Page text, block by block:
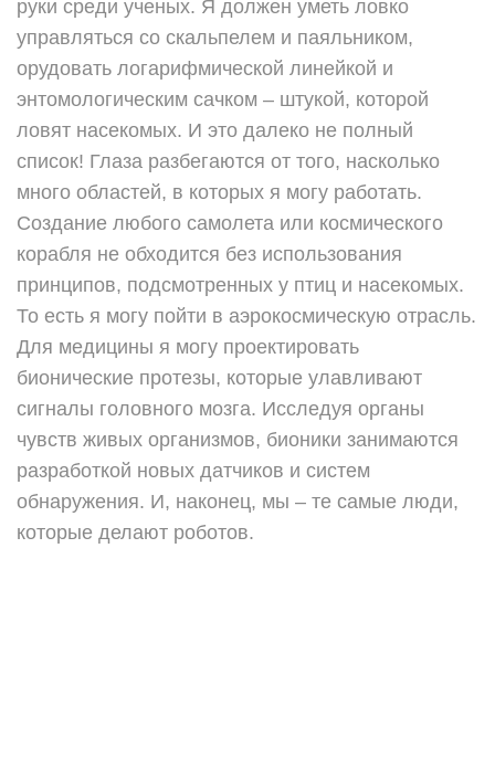
руки среди ученых. Я должен уметь ловко
управляться со скальпелем и паяльником,
орудовать логарифмической линейкой и
энтомологическим сачком – штукой, которой
ловят насекомых. И это далеко не полный
список! Глаза разбегаются от того, насколько
много областей, в которых я могу работать.
Создание любого самолета или космического
корабля не обходится без использования
принципов, подсмотренных у птиц и насекомых.
То есть я могу пойти в аэрокосмическую отрасль.
Для медицины я могу проектировать
бионические протезы, которые улавливают
сигналы головного мозга. Исследуя органы
чувств живых организмов, бионики занимаются
разработкой новых датчиков и систем
обнаружения. И, наконец, мы – те самые люди,
которые делают роботов.